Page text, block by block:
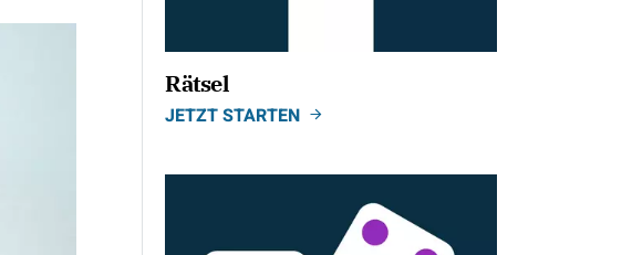
Rätsel
JETZT STARTEN